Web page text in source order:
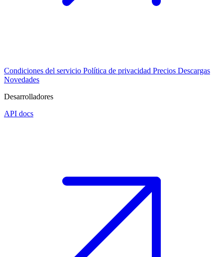
Condiciones del servicio Política de privacidad Precios Descargas
Novedades
Desarrolladores
API docs